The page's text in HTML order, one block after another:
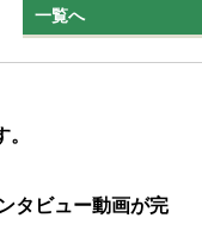
一覧へ
タビュー動画が完